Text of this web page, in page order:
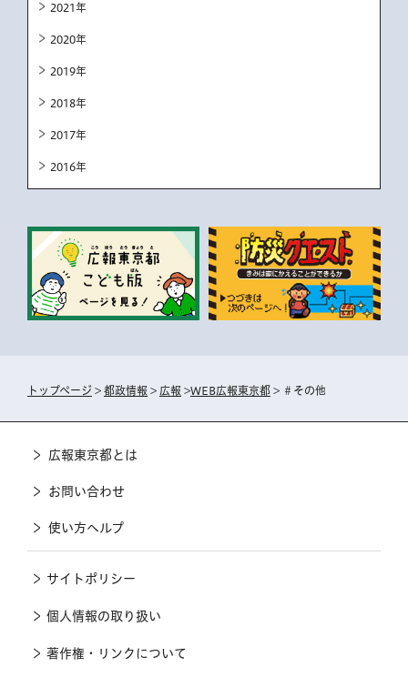
2021年
2020年
2019年
2018年
2017年
2016年
トップページ > 都政情報 > 広報 >WEB広報東京都 > ＃その他
広報東京都とは
お問い合わせ
使い方ヘルプ
サイトポリシー
個人情報の取り扱い
著作権・リンクについて